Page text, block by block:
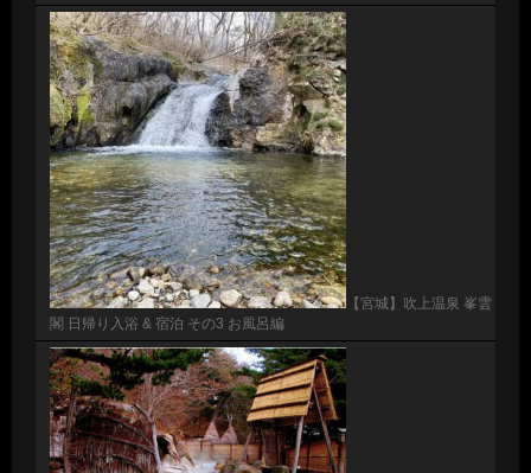
【宮城】吹上温泉 峯雲
閣 日帰り入浴 & 宿泊 その3 お風呂編